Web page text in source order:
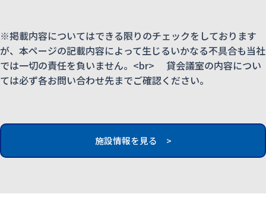
※掲載内容についてはできる限りのチェックをしております
が、本ページの記載内容によって生じるいかなる不具合も当社
では一切の責任を負いません。<br> 貸会議室の内容につい
ては必ず各お問い合わせ先までご確認ください。
施設情報を見る >